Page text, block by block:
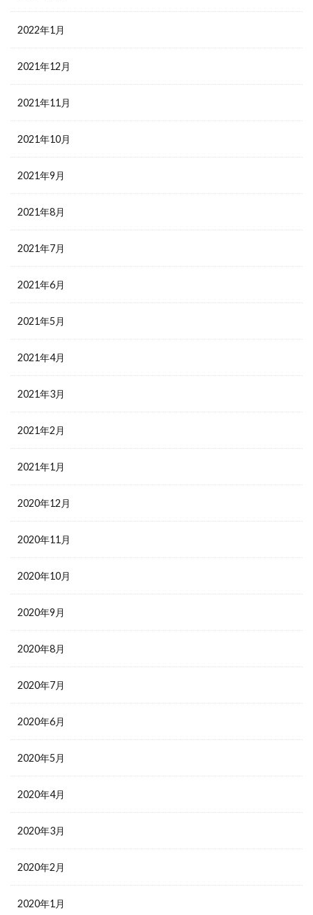
2022年1月
2021年12月
2021年11月
2021年10月
2021年9月
2021年8月
2021年7月
2021年6月
2021年5月
2021年4月
2021年3月
2021年2月
2021年1月
2020年12月
2020年11月
2020年10月
2020年9月
2020年8月
2020年7月
2020年6月
2020年5月
2020年4月
2020年3月
2020年2月
2020年1月